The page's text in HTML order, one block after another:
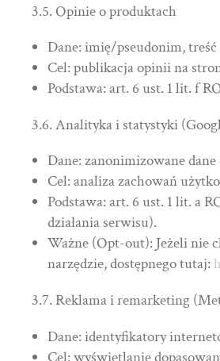
3.5. Opinie o produktach
Dane: imię/pseudonim,
Cel: publikacja opinii na
Podstawa: art. 6 ust. 1 lit. f
3.6. Analityka i statystyki
Dane: zanonimizowane
Cel: analiza zachowań
Podstawa: art. 6 ust. 1 lit. a
działania serwisu).
Ważne (Opt-out): Jeżeli nie
narzędzie, dostępnego tutaj:
3.7. Reklama i remarketing
Dane: identyfikatory